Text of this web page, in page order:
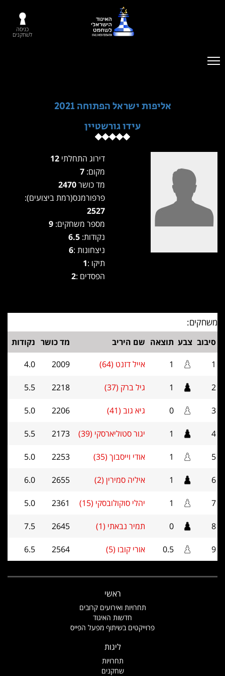
כניסה
לשחקנים
אליפות ישראל הפתוחה 2021
עידו גורשטיין
דירוג התחלתי
מקום:
מד כושר
פרפורמנס(רמת ביצועים):
2527
מספר משחקים:
נקודות: 6.5
ניצחונות :6
תיקו :1
הפסדים :2
משחקים:
סיבוב צבע תוצאה שם היריב מד כושר נקודות
1
1 אייל דזנט (64) 2009
4.0
2
1 גיל ברק (37) 2218
5.5
3
0 גיא גוב (41) 2206
5.0
4
1 יגור סטוליארסקי (39) 2173
5.5
5
1 אודי וייסבוך (35) 2253
5.0
6
1 איליה סמירין (2) 2655
6.0
7
1 יהלי סוקולובסקי (15) 2361
5.0
8
0 תמיר נבאתי (1) 2645
7.5
9
0.5 אורי קובו (5) 2564
6.5
ראשי
תחרויות ואירועים קרובים
חדשות האיגוד
פרוייקטים בשיתוף מפעל הפייס
ליגות
תחרויות
שחקנים